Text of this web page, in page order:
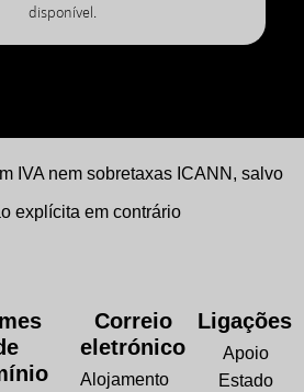
disponível.
IVA nem sobretaxas ICANN, salvo
explícita em contrário
Correio
eletrónico
Alojamento
Ligações
Apoio
Estado